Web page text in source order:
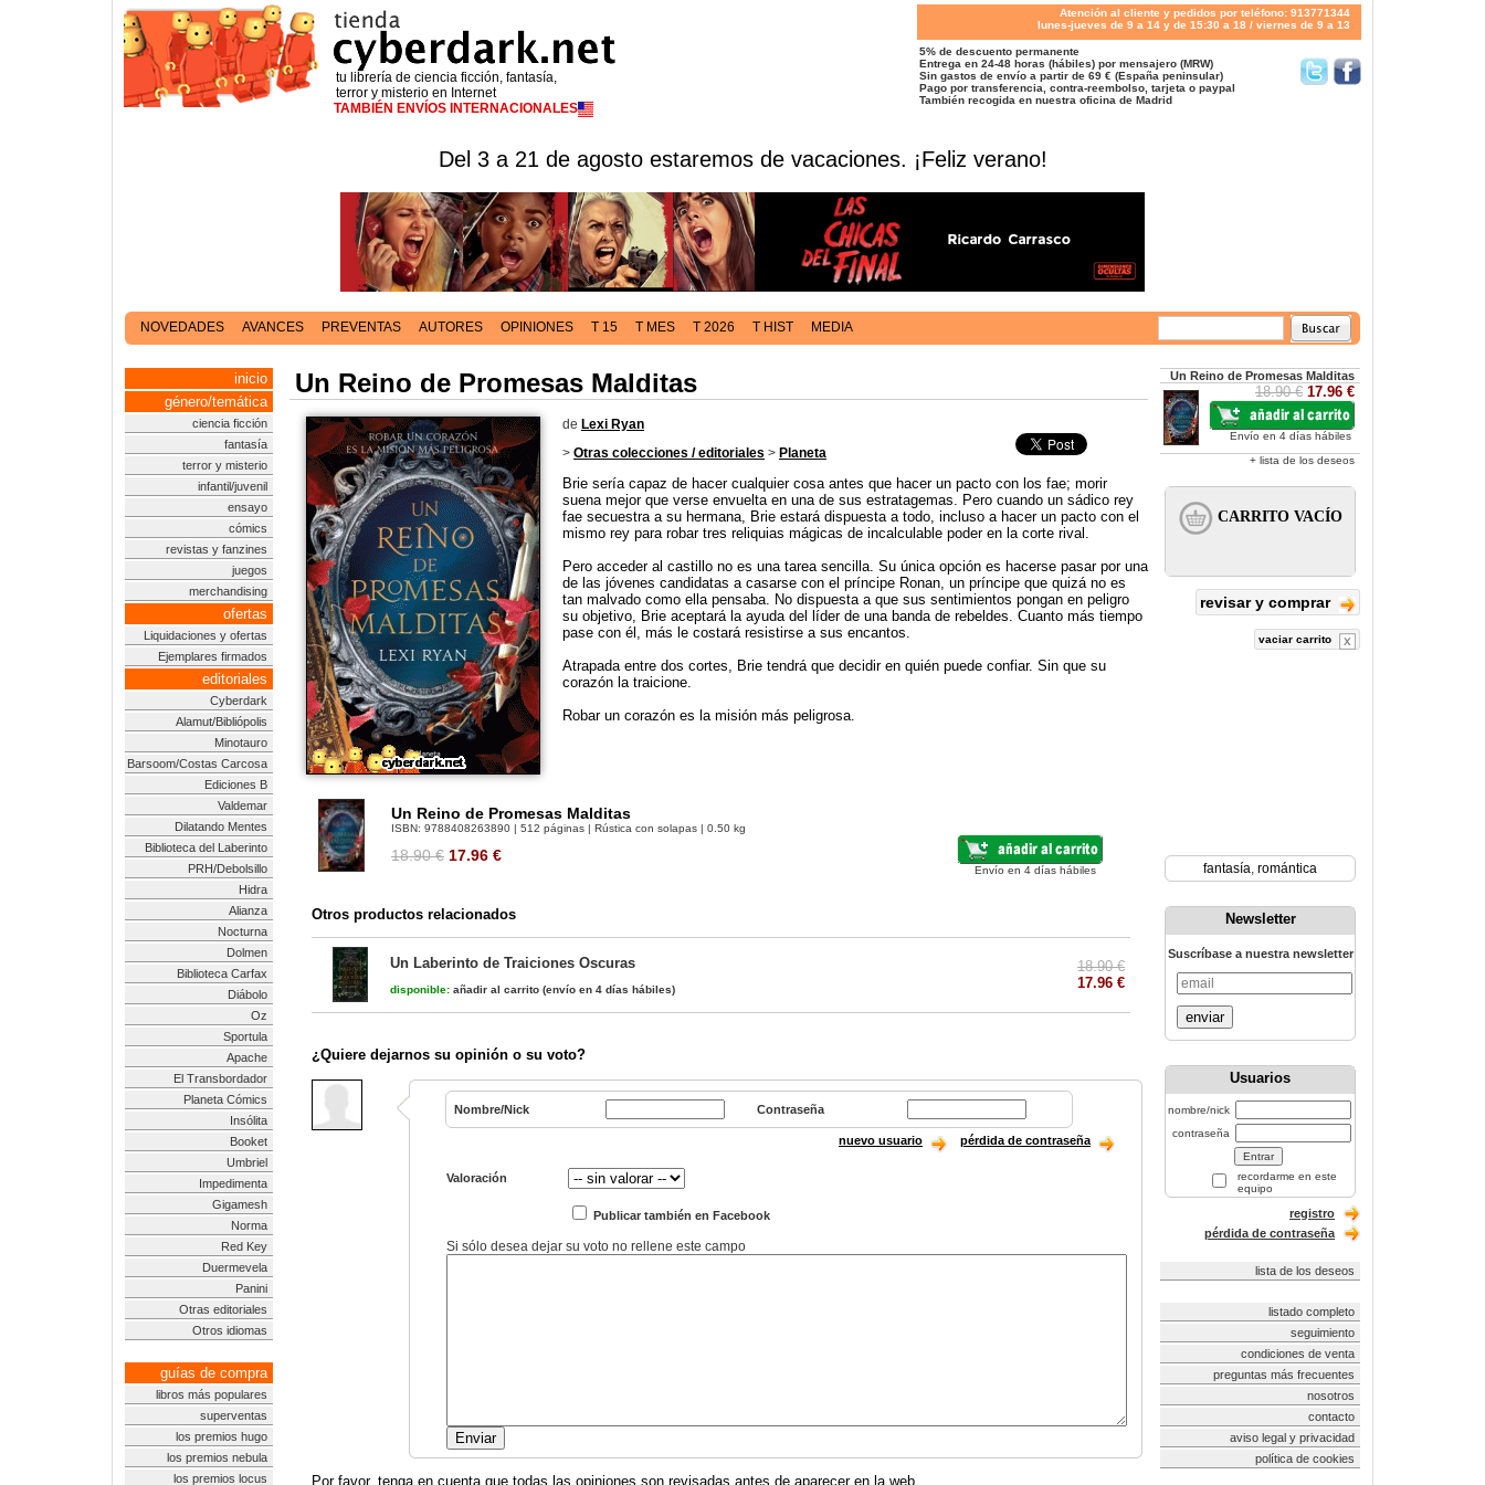
tu librería de ciencia ficción, fantasía,
terror y misterio en Internet
TAMBIÉN ENVÍOS INTERNACIONALES
Atención al cliente y pedidos por teléfono: 913771344
lunes-jueves de 9 a 14 y de 15:30 a 18 / viernes de 9 a 13
5% de descuento permanente
Entrega en 24-48 horas (hábiles) por mensajero (MRW)
Sin gastos de envío a partir de 69 € (España peninsular)
Pago por transferencia, contra-reembolso, tarjeta o paypal
También recogida en nuestra oficina de Madrid
Del 3 a 21 de agosto estaremos de vacaciones. ¡Feliz verano!
NOVEDADES AVANCES PREVENTAS AUTORES OPINIONES T 15 T MES T 2026 T HIST MEDIA
inicio
género/temática
ciencia ficción
fantasía
terror y misterio
infantil/juvenil
ensayo
cómics
revistas y fanzines
juegos
merchandising
ofertas
Liquidaciones y ofertas
Ejemplares firmados
editoriales
Cyberdark
Alamut/Bibliópolis
Minotauro
Barsoom/Costas Carcosa
Ediciones B
Valdemar
Dilatando Mentes
Biblioteca del Laberinto
PRH/Debolsillo
Hidra
Alianza
Nocturna
Dolmen
Biblioteca Carfax
Diábolo
Oz
Sportula
Apache
El Transbordador
Planeta Cómics
Insólita
Booket
Umbriel
Impedimenta
Gigamesh
Norma
Red Key
Duermevela
Panini
Otras editoriales
Otros idiomas
guías de compra
libros más populares
superventas
los premios hugo
los premios nebula
los premios locus
Un Reino de Promesas Malditas
de Lexi Ryan
> Otras colecciones / editoriales > Planeta
Brie sería capaz de hacer cualquier cosa antes que hacer un pacto con los fae; morir
suena mejor que verse envuelta en una de sus estratagemas. Pero cuando un sádico rey
fae secuestra a su hermana, Brie estará dispuesta a todo, incluso a hacer un pacto con el
mismo rey para robar tres reliquias mágicas de incalculable poder en la corte rival.
Pero acceder al castillo no es una tarea sencilla. Su única opción es hacerse pasar por una
de las jóvenes candidatas a casarse con el príncipe Ronan, un príncipe que quizá no es
tan malvado como ella pensaba. No dispuesta a que sus sentimientos pongan en peligro
su objetivo, Brie aceptará la ayuda del líder de una banda de rebeldes. Cuanto más tiempo
pase con él, más le costará resistirse a sus encantos.
Atrapada entre dos cortes, Brie tendrá que decidir en quién puede confiar. Sin que su
corazón la traicione.
Robar un corazón es la misión más peligrosa.
Un Reino de Promesas Malditas
ISBN: 9788408263890 | 512 páginas | Rústica con solapas | 0.50 kg
18.90 € 17.96 €
Envío en 4 días hábiles
Otros productos relacionados
Un Laberinto de Traiciones Oscuras
disponible: añadir al carrito (envío en 4 días hábiles)
18.90 €
17.96 €
¿Quiere dejarnos su opinión o su voto?
Nombre/Nick Contraseña
nuevo usuario pérdida de contraseña
Valoración
Publicar también en Facebook
Si sólo desea dejar su voto no rellene este campo
Por favor, tenga en cuenta que todas las opiniones son revisadas antes de aparecer en la web.
Un Reino de Promesas Malditas
18.90 € 17.96 €
Envío en 4 días hábiles
+ lista de los deseos
revisar y comprar
vaciar carrito
fantasía, romántica
Newsletter
Suscríbase a nuestra newsletter
enviar
Usuarios
nombre/nick
contraseña
recordarme en este
equipo
registro
pérdida de contraseña
lista de los deseos
listado completo
seguimiento
condiciones de venta
preguntas más frecuentes
nosotros
contacto
aviso legal y privacidad
política de cookies